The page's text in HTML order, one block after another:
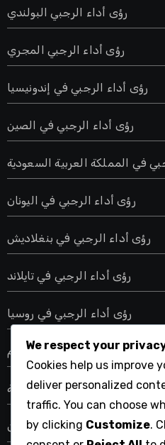
رؤى أداء الرجبي البولندي
رؤى أداء الرجبي المجري
رؤى أداء الرجبي في إندونيسيا
رؤى أداء الرجبي في الصين
في المملكة العربية السعودية
رؤى أداء الرجبي في اليونان
رؤى أداء الرجبي في بنغلاديش
رؤى أداء الرجبي في تايلاند
رؤى أداء الرجبي في روسيا
رؤى أداء الرجبي في فيتنام
الولايات المتحدة الأمريكية
مقاييس أداء الرجبي في اليابان
We respect your
Cookies help us improve
deliver personalized
traffic. You can choose
by clicking Customize.